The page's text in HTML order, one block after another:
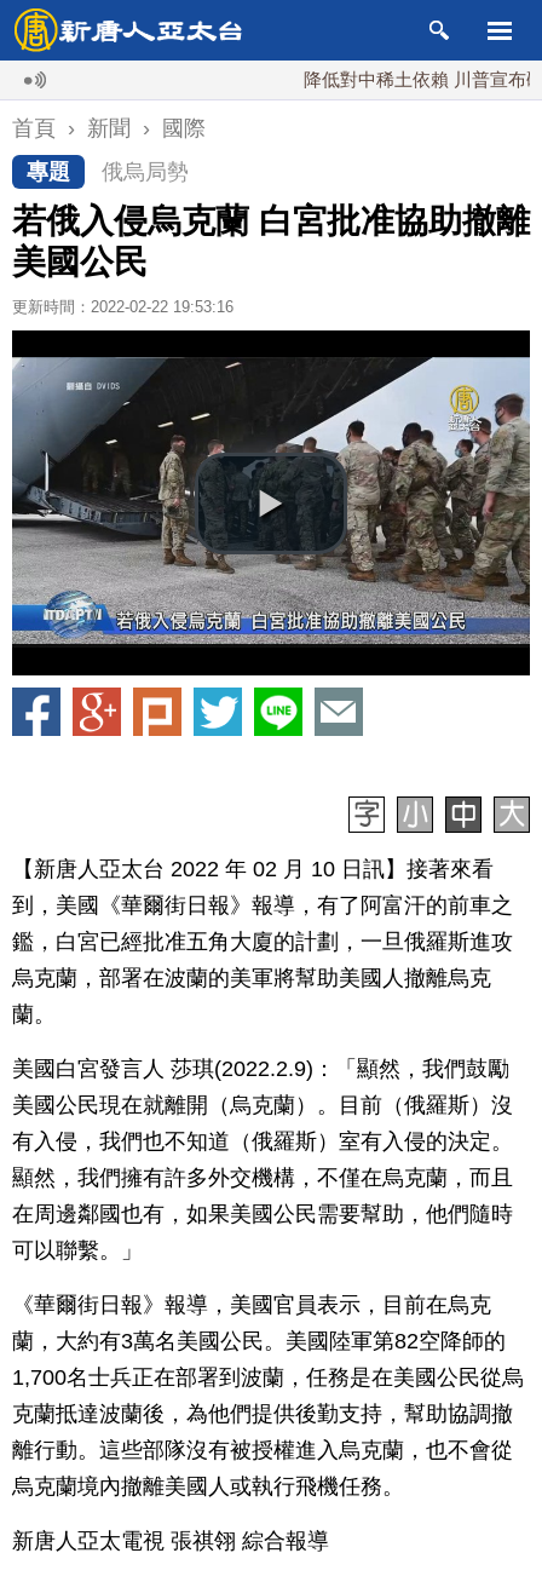
降低對中稀土依賴 川普宣布礦業投
首頁 › 新聞 ›
國際
專題
俄烏局勢
若俄入侵烏克蘭 白宮批准協助撤離
美國公民
更新時間：2022-02-22 19:53:16
【新唐人亞太台 2022 年 02 月 10 日訊】接著來看
到，美國《華爾街日報》報導，有了阿富汗的前車之
鑑，白宮已經批准五角大廈的計劃，一旦俄羅斯進攻
烏克蘭，部署在波蘭的美軍將幫助美國人撤離烏克
蘭。
美國白宮發言人 莎琪(2022.2.9)：「顯然，我們鼓勵
美國公民現在就離開（烏克蘭）。目前（俄羅斯）沒
有入侵，我們也不知道（俄羅斯）室有入侵的決定。
顯然，我們擁有許多外交機構，不僅在烏克蘭，而且
在周邊鄰國也有，如果美國公民需要幫助，他們隨時
可以聯繫。」
《華爾街日報》報導，美國官員表示，目前在烏克
蘭，大約有3萬名美國公民。美國陸軍第82空降師的
1,700名士兵正在部署到波蘭，任務是在美國公民從烏
克蘭抵達波蘭後，為他們提供後勤支持，幫助協調撤
離行動。這些部隊沒有被授權進入烏克蘭，也不會從
烏克蘭境內撤離美國人或執行飛機任務。
新唐人亞太電視 張祺翎 綜合報導